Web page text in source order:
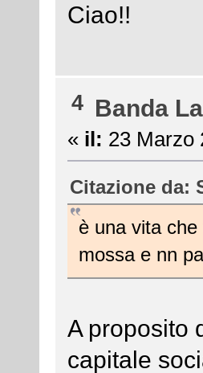
Ciao!!
4 Banda
« il: 23 Marzo
Citazione da:
è una vita
mossa e nn
A proposito
capitale